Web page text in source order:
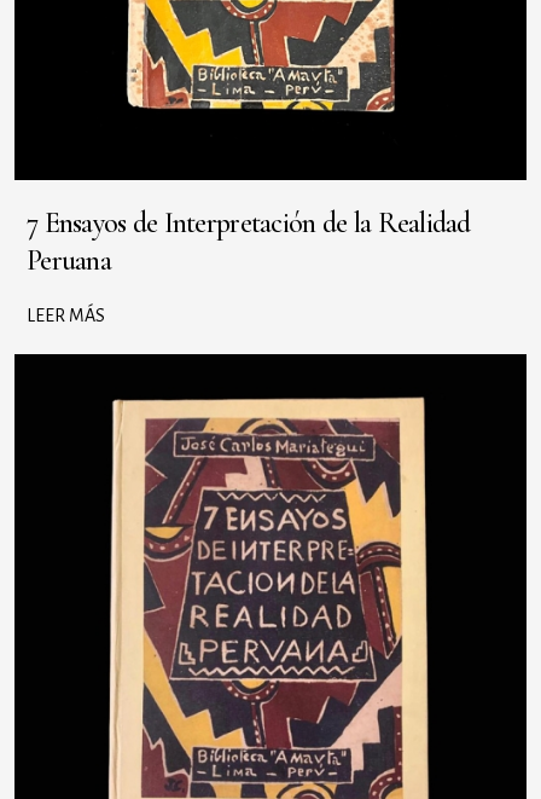
7 Ensayos de Interpretación de la Realidad
Peruana
LEER MÁS